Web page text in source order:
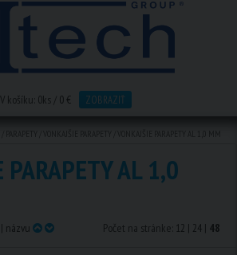
V košíku: 0ks / 0 € ZOBRAZIŤ
PARAPETY AL 1,0
| názvu Počet na stránke: 12 | 24 | 48